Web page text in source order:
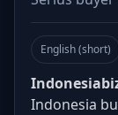
English (short)
Indonesia